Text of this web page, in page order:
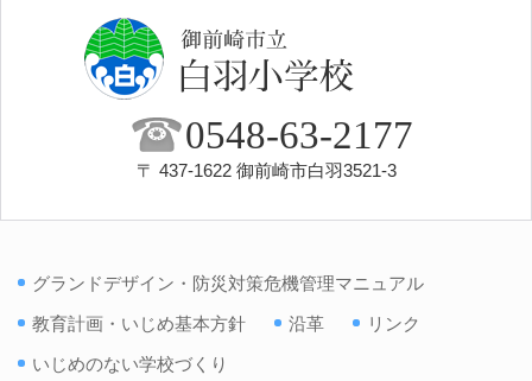
0548-63-2177
〒 437-1622 御前崎市白羽3521-3
グランドデザイン・防災対策危機管理マニュアル
教育計画・いじめ基本方針
沿革
リンク
いじめのない学校づくり